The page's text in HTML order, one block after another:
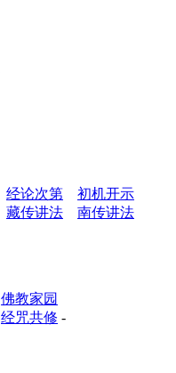
经论次第
初机开示
藏传讲法 南传讲法
佛教家园
经咒共修 -